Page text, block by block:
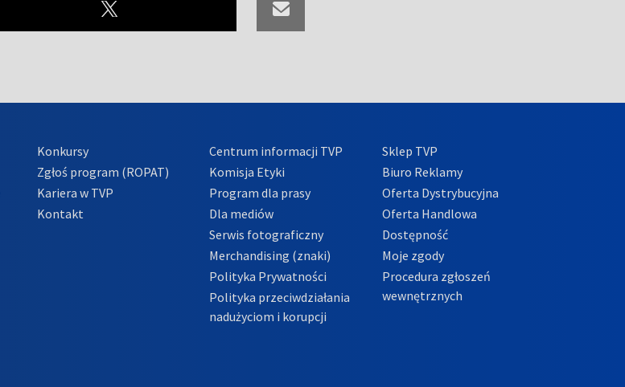
Konkursy
Zgłoś program (ROPAT)
Kariera w TVP
Kontakt
Centrum informacji TVP
Komisja Etyki
Program dla prasy
Dla mediów
Serwis fotograficzny
Merchandising (znaki)
Polityka Prywatności
Polityka przeciwdziałania
nadużyciom i korupcji
Sklep TVP
Biuro Reklamy
Oferta Dystrybucyjna
Oferta Handlowa
Dostępność
Moje zgody
Procedura zgłoszeń
wewnętrznych